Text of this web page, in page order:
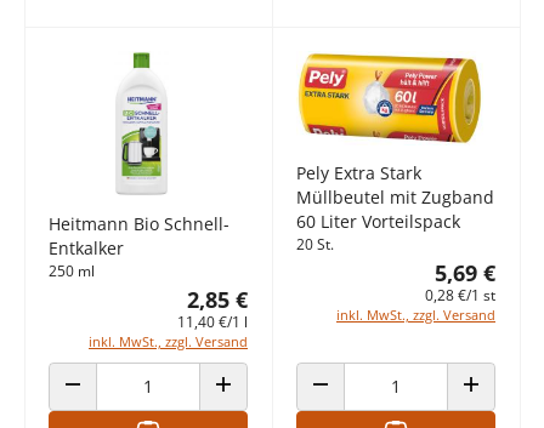
Heitmann Bio Schnell-
Entkalker
250 ml
2,85 €
11,40 €/1 l
inkl. MwSt., zzgl. Versand
ANZAHL VERRINGERN ANZAHL ERHÖHEN
Pely Extra Stark
Müllbeutel mit Zugband
60 Liter Vorteilspack
20 St.
5,69 €
0,28 €/1 st
inkl. MwSt., zzgl. Versand
ANZAHL VERRINGERN ANZAHL